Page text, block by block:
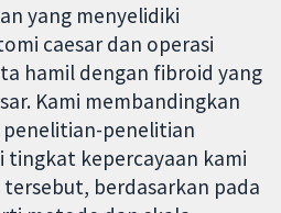
yang menyelidiki
caesar dan operasi
hamil dengan fibroid yang
Kami membandingkan
penelitian
kepercayaan kami
berdasarkan pada